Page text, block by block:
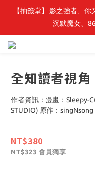
最新開賣🔥「
【抽籤堂】 影之強者、你
沉默魔女、
全知讀者視角
作者資訊：漫畫：Sleepy-
STUDIO) 原作：singNsong
NT$380
NT$323 會員獨享